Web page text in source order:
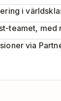
i
teamet, med
via